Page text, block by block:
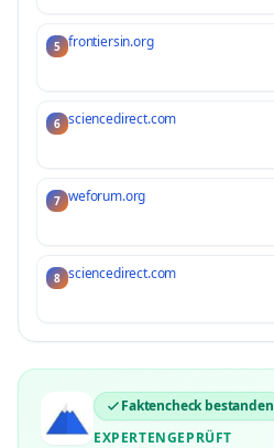
5 frontiersin.org
6 sciencedirect.com
7 weforum.org
8 sciencedirect.com
Faktencheck bestanden
EXPERTENGEPRÜFT